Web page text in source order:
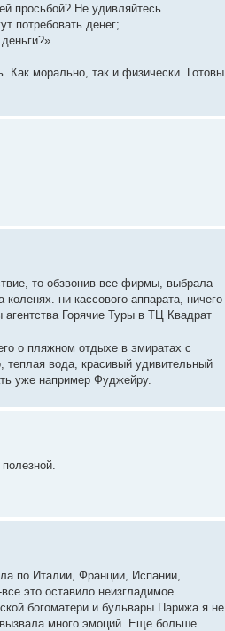
просьбой? Не удивляйтесь.
потребовать денег;
Как морально, так и физически. Готовы
то обзвонив все фирмы, выбрала
ни кассового аппарата, ничего
Горячие Туры в ТЦ Квадрат
о пляжном отдыхе в эмиратах с
теплая вода, красивый удивительный
уже например Фуджейру.
по Италии, Франции, Испании,
это оставило неизгладимое
богоматери и бульвары Парижа я не
много эмоций. Еще больше